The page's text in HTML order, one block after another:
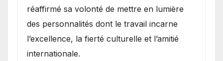
réaffirmé sa volonté de mettre en lumière
des personnalités dont le travail incarne
l’excellence, la fierté culturelle et l’amitié
internationale.